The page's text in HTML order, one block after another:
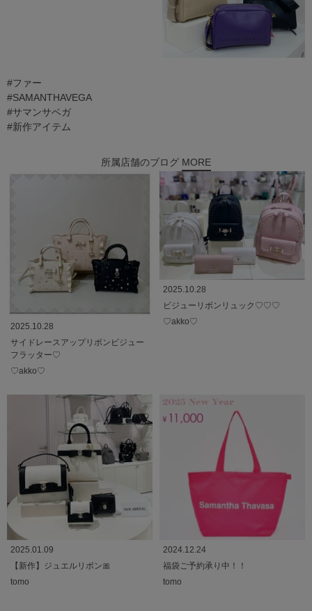
#ファー
#SAMANTHAVEGA
#サマンサベガ
#新作アイテム
所属店舗のブログ MORE
2025.10.28
サイドレースアップリボンビジュー
フラッター♡
♡akko♡
2025.10.28
ビジューリボンリュック♡♡♡
♡akko♡
2025.01.09
【新作】ジュエルリボン🎀
tomo
2024.12.24
福袋ご予約承り中！！
tomo